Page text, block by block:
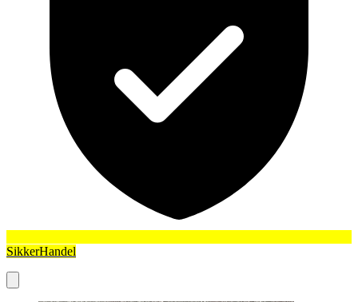
SikkerHandel